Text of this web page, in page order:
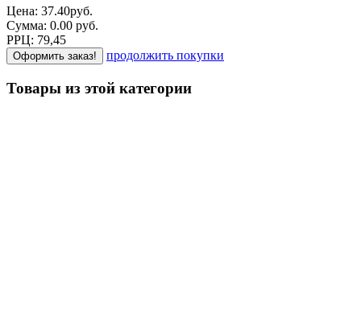
Цена: 37.40руб.
Сумма: 0.00 руб.
РРЦ: 79,45
Оформить заказ! продолжить покупки
Товары из этой категории